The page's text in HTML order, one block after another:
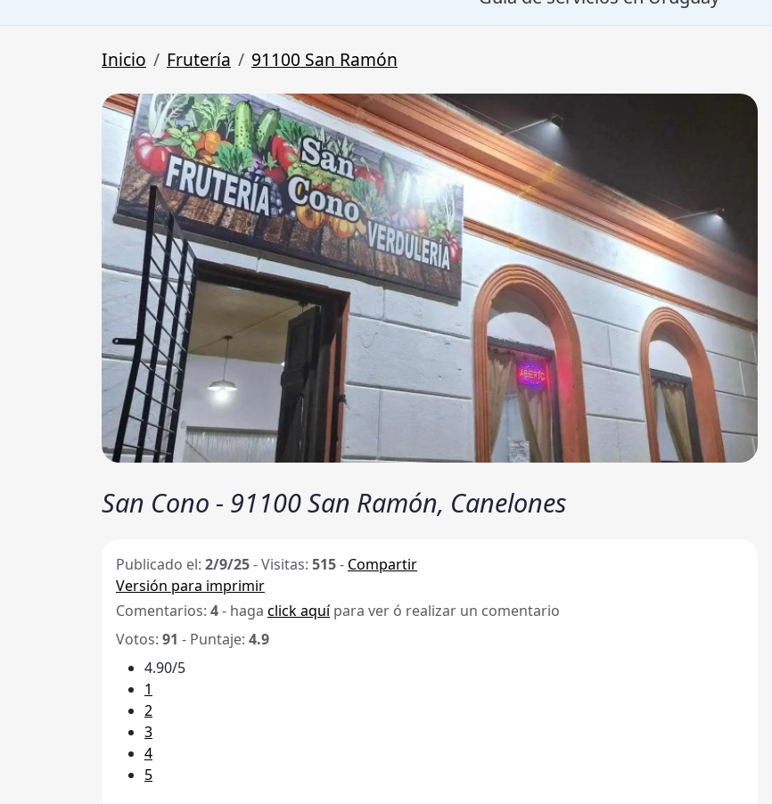
Inicio Frutería 91100 San Ramón
San Cono - 91100 San Ramón, Canelones
Publicado el: 2/9/25-Visitas: 515- Compartir
Versión para imprimir
Comentarios: 4- haga click aquípara ver ó realizar un comentario
Votos: 91 - Puntaje: 4.9
4.90/5
1
2
3
4
5